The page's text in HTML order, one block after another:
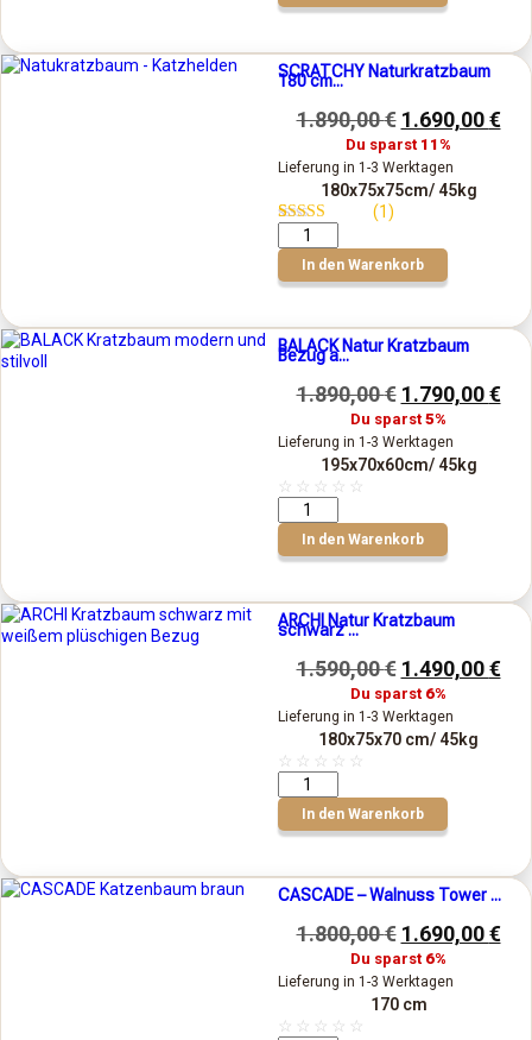
SCRATCHY Naturkratzbaum
180 cm...
1.890,00€ 1.690,00€
Du sparst 11%
Lieferung in 1-3 Werktagen
180x75x75cm/ 45kg
Bewertet mit
5.00von 5,
basierend auf
Kundenbewertung
(1)
In den Warenkorb
BALACK Natur Kratzbaum
Bezug a...
1.890,00€ 1.790,00€
Du sparst 5%
Lieferung in 1-3 Werktagen
195x70x60cm/ 45kg
☆ ☆ ☆ ☆ ☆
In den Warenkorb
ARCHI Natur Kratzbaum
schwarz ...
1.590,00€ 1.490,00€
Du sparst 6%
Lieferung in 1-3 Werktagen
180x75x70 cm/ 45kg
☆ ☆ ☆ ☆ ☆
In den Warenkorb
CASCADE – Walnuss Tower ...
1.800,00€ 1.690,00€
Du sparst 6%
Lieferung in 1-3 Werktagen
170 cm
☆ ☆ ☆ ☆ ☆